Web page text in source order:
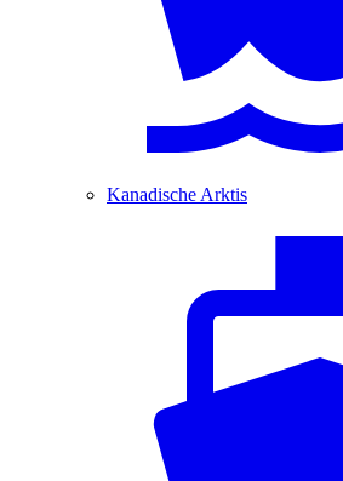
Kanadische Arktis